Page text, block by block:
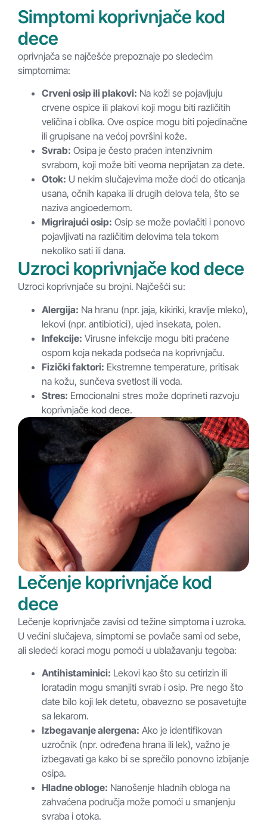
Simptomi koprivnjače kod
dece
oprivnjača se najčešće prepoznaje po sledećim
simptomima:
Crveni osip ili plakovi: Na koži se pojavljuju
crvene ospice ili plakovi koji mogu biti različitih
veličina i oblika. Ove ospice mogu biti pojedinačne
ili grupisane na većoj površini kože.
Svrab: Osipa je često praćen intenzivnim
svrabom, koji može biti veoma neprijatan za dete.
Otok: U nekim slučajevima može doći do oticanja
usana, očnih kapaka ili drugih delova tela, što se
naziva angioedemom.
Migrirajući osip: Osip se može povlačiti i ponovo
pojavljivati na različitim delovima tela tokom
nekoliko sati ili dana.
Uzroci koprivnjače kod dece
Uzroci koprivnjače su brojni. Najčešći su:
Alergija: Na hranu (npr. jaja, kikiriki, kravlje mleko),
lekovi (npr. antibiotici), ujed insekata, polen.
Infekcije: Virusne infekcije mogu biti praćene
ospom koja nekada podseća na koprivnjaču.
Fizički faktori: Ekstremne temperature, pritisak
na kožu, sunčeva svetlost ili voda.
Stres: Emocionalni stres može doprineti razvoju
koprivnjače kod dece.
Lečenje koprivnjače kod
dece
Lečenje koprivnjače zavisi od težine simptoma i uzroka.
U većini slučajeva, simptomi se povlače sami od sebe,
ali sledeći koraci mogu pomoći u ublažavanju tegoba:
Antihistaminici: Lekovi kao što su cetirizin ili
loratadin mogu smanjiti svrab i osip. Pre nego što
date bilo koji lek detetu, obavezno se posavetujte
sa lekarom.
Izbegavanje alergena: Ako je identifikovan
uzročnik (npr. određena hrana ili lek), važno je
izbegavati ga kako bi se sprečilo ponovno izbijanje
osipa.
Hladne obloge: Nanošenje hladnih obloga na
zahvaćena područja može pomoći u smanjenju
svraba i otoka.